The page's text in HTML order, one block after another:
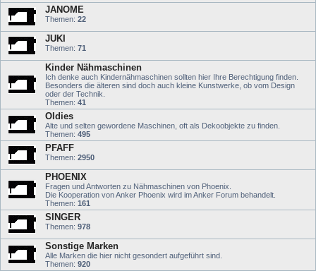
JANOME
Themen: 22
JUKI
Themen: 71
Kinder Nähmaschinen
Ich denke auch Kindernähmaschinen sollten hier Ihre Berechtigung finden.
Besonders die älteren sind doch auch kleine Kunstwerke, ob vom Design
oder der Technik.
Themen: 41
Oldies
Alte und selten gewordene Maschinen, oft als Dekoobjekte zu finden.
Themen: 495
PFAFF
Themen: 2950
PHOENIX
Fragen und Antworten zu Nähmaschinen von Phoenix.
Die Kooperation von Anker Phoenix wird im Anker Forum behandelt.
Themen: 161
SINGER
Themen: 978
Sonstige Marken
Alle Marken die hier nicht gesondert aufgeführt sind.
Themen: 920